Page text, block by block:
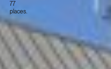
77
places.